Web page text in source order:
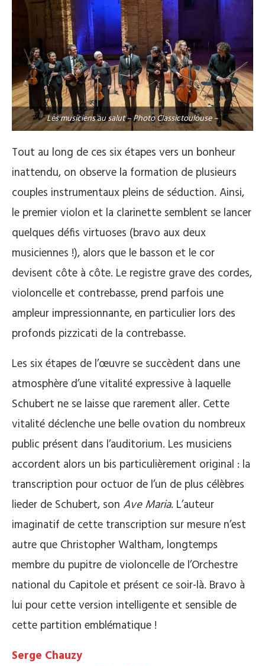
Les musiciens au salut – Photo Classictoulouse –
Tout au long de ces six étapes vers un bonheur
inattendu, on observe la formation de plusieurs
couples instrumentaux pleins de séduction. Ainsi,
le premier violon et la clarinette semblent se lancer
quelques défis virtuoses (bravo aux deux
musiciennes !), alors que le basson et le cor
devisent côte à côte. Le registre grave des cordes,
violoncelle et contrebasse, prend parfois une
ampleur impressionnante, en particulier lors des
profonds pizzicati de la contrebasse.
Les six étapes de l’œuvre se succèdent dans une
atmosphère d’une vitalité expressive à laquelle
Schubert ne se laisse que rarement aller. Cette
vitalité déclenche une belle ovation du nombreux
public présent dans l’auditorium. Les musiciens
accordent alors un bis particulièrement original : la
transcription pour octuor de l’un de plus célèbres
lieder de Schubert, son Ave Maria. L’auteur
imaginatif de cette transcription sur mesure n’est
autre que Christopher Waltham, longtemps
membre du pupitre de violoncelle de l’Orchestre
national du Capitole et présent ce soir-là. Bravo à
lui pour cette version intelligente et sensible de
cette partition emblématique !
Serge Chauzy